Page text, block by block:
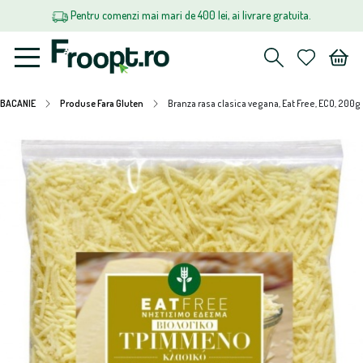
Pentru comenzi mai mari de 400 lei, ai livrare gratuita.
BACANIE Produse Fara Gluten Branza rasa clasica vegana, Eat Free, ECO,